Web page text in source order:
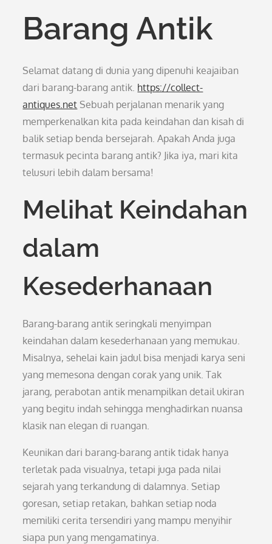
Barang Antik
Selamat datang di dunia yang dipenuhi keajaiban
dari barang-barang antik. https://collect-
antiques.net Sebuah perjalanan menarik yang
memperkenalkan kita pada keindahan dan kisah di
balik setiap benda bersejarah. Apakah Anda juga
termasuk pecinta barang antik? Jika iya, mari kita
telusuri lebih dalam bersama!
Melihat Keindahan
dalam
Kesederhanaan
Barang-barang antik seringkali menyimpan
keindahan dalam kesederhanaan yang memukau.
Misalnya, sehelai kain jadul bisa menjadi karya seni
yang memesona dengan corak yang unik. Tak
jarang, perabotan antik menampilkan detail ukiran
yang begitu indah sehingga menghadirkan nuansa
klasik nan elegan di ruangan.
Keunikan dari barang-barang antik tidak hanya
terletak pada visualnya, tetapi juga pada nilai
sejarah yang terkandung di dalamnya. Setiap
goresan, setiap retakan, bahkan setiap noda
memiliki cerita tersendiri yang mampu menyihir
siapa pun yang mengamatinya.